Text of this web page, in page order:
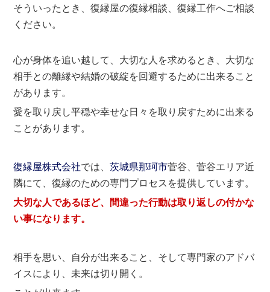
そういったとき、復縁屋の復縁相談、復縁工作へご相談
ください。
心が身体を追い越して、大切な人を求めるとき、大切な
相手との離縁や結婚の破綻を回避するために出来ること
があります。
愛を取り戻し平穏や幸せな日々を取り戻すために出来る
ことがあります。
復縁屋株式会社では、茨城県那珂市菅谷、菅谷エリア近
隣にて、復縁のための専門プロセスを提供しています。
大切な人であるほど、間違った行動は取り返しの付かな
い事になります。
相手を思い、自分が出来ること、そして専門家のアドバ
イスにより、未来は切り開く。